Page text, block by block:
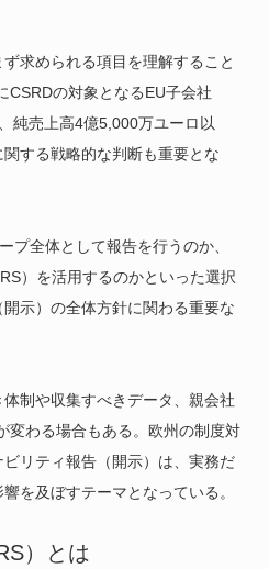
求められる項目を理解すること
CSRDの対象となるEU子会社
純売上高4億5,000万ユーロ以
関する戦略的な判断も重要とな
プ全体として報告を行うのか、
）を活用するのかといった選択
示）の全体方針に関わる重要な
制や収集すべきデータ、親会社
変わる場合もある。欧州の制度対
リティ報告（開示）は、実務だ
を及ぼすテーマとなっている。
）とは